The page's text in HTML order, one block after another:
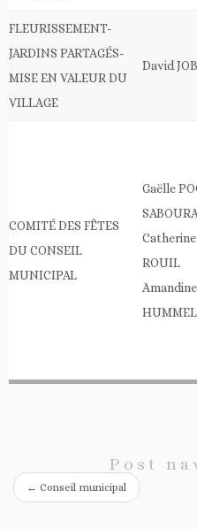
FLEURISSEMENT-
JARDINS PARTAGÉS-
MISE EN VALEUR DU
VILLAGE
David
COMITÉ DES FÊTES
DU CONSEIL
MUNICIPAL
Gaëlle
Catherine
HUMMEL
Post
← Conseil municipal